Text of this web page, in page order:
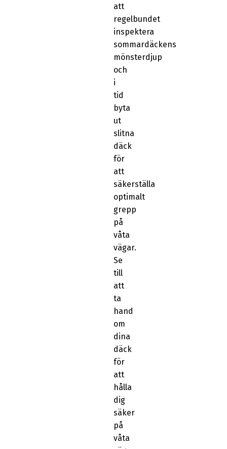
att
regelbundet
inspektera
sommardäckens
mönsterdjup
och
i
tid
byta
ut
slitna
däck
för
att
säkerställa
optimalt
grepp
på
våta
vägar.
Se
till
att
ta
hand
om
dina
däck
för
att
hålla
dig
säker
på
våta